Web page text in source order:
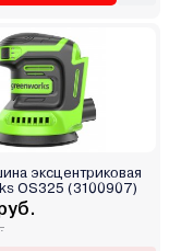
эксцентриковая
OS325 (3100907)